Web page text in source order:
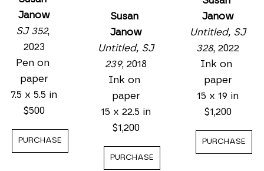
Janow
SJ 352,
2023
Pen on
paper
7.5 x 5.5 in
$500
PURCHASE
Susan
Janow
Untitled, SJ
239, 2018
Ink on
paper
15 x 22.5 in
$1,200
PURCHASE
Janow
Untitled, SJ
328, 2022
Ink on
paper
15 x 19 in
$1,200
PURCHASE